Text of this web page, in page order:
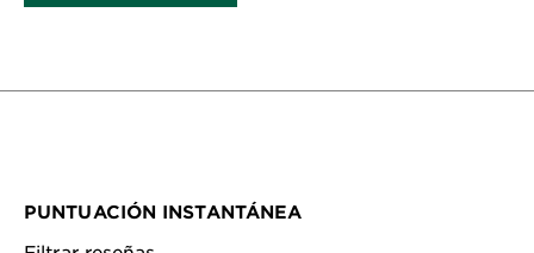
PUNTUACIÓN INSTANTÁNEA